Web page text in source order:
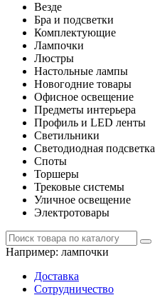
Везде
Бра и подсветки
Комплектующие
Лампочки
Люстры
Настольные лампы
Новогодние товары
Офисное освещение
Предметы интерьера
Профиль и LED ленты
Светильники
Светодиодная подсветка
Споты
Торшеры
Трековые системы
Уличное освещение
Электротовары
Например: лампочки
Доставка
Сотрудничество